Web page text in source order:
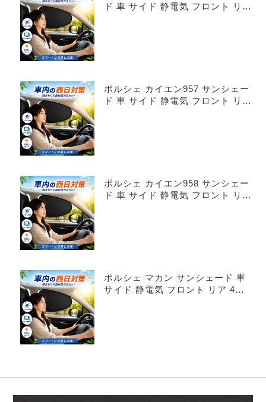
ド 車 サイド 静電気 フロント リア
ポルシェ カイエン957 サンシェー
ド 車 サイド 静電気 フロント リア
ポルシェ カイエン958 サンシェー
ド 車 サイド 静電気 フロント リア
ポルシェ マカン サンシェード 車
サイド 静電気 フロント リア 4枚